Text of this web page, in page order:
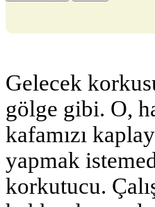
Gelecek
gölge gibi. O,
kafamızı
yapmak
korkutucu.